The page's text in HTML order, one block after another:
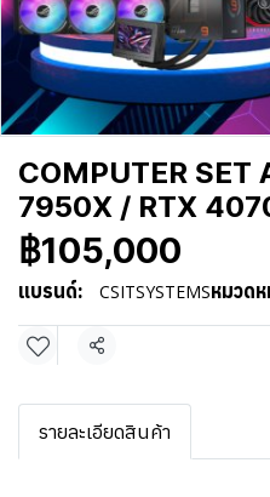
COMPUTER SET
7950X / RTX
฿105,000
แบรนด์: CSITSYSTEMSหมวด
แชร์
รายละเอียดสินค้า